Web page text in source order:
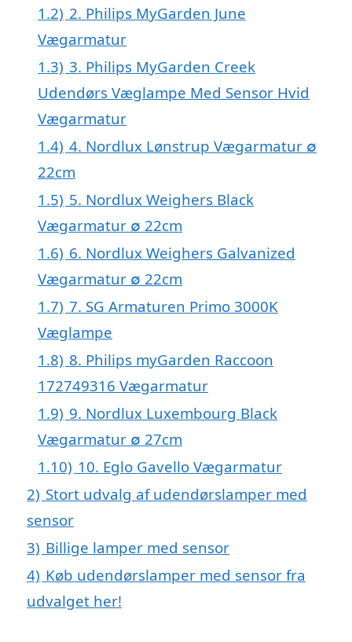
1.2) 2. Philips MyGarden June
Vægarmatur
1.3) 3. Philips MyGarden Creek
Udendørs Væglampe Med Sensor Hvid
Vægarmatur
1.4) 4. Nordlux Lønstrup Vægarmatur ∅
22cm
1.5) 5. Nordlux Weighers Black
Vægarmatur ∅ 22cm
1.6) 6. Nordlux Weighers Galvanized
Vægarmatur ∅ 22cm
1.7) 7. SG Armaturen Primo 3000K
Væglampe
1.8) 8. Philips myGarden Raccoon
172749316 Vægarmatur
1.9) 9. Nordlux Luxembourg Black
Vægarmatur ∅ 27cm
1.10) 10. Eglo Gavello Vægarmatur
2) Stort udvalg af udendørslamper med
sensor
3) Billige lamper med sensor
4) Køb udendørslamper med sensor fra
udvalget her!